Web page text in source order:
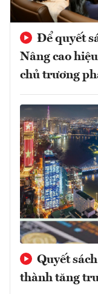
Để quyết
Nâng cao
chủ trương
Quyết
thành tăng